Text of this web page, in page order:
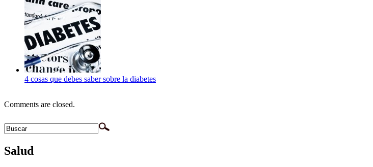
4 cosas que debes saber sobre la diabetes
Comments are closed.
Salud